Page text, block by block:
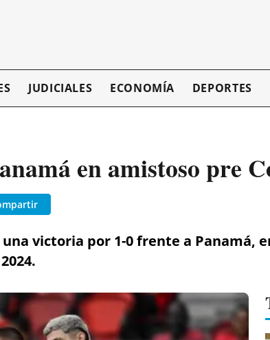
JUDICIALES ECONOMÍA DEPORTES
en amistoso pre
victoria por 1-0 frente a Panamá,